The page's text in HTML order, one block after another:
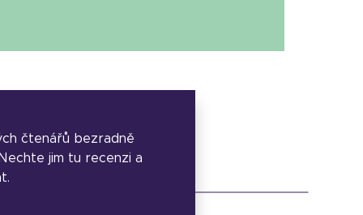
čtenářů bezradně
jim tu recenzi a